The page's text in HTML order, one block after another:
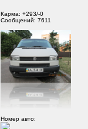
Карма: +293/-0
Сообщений: 7611
Номер авто: